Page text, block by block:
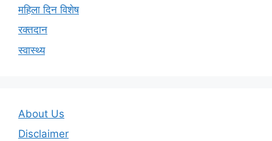
महिला दिन विशेष
रक्तदान
स्वास्थ्य
About Us
Disclaimer